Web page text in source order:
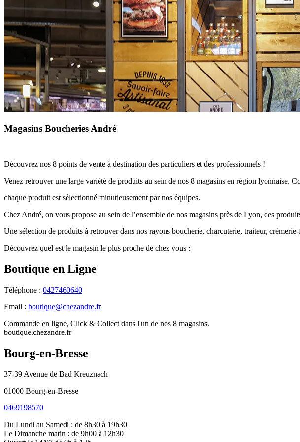
Magasins Boucheries André
Découvrez nos 8 points de vente à destination des particuliers et des professionnels !
Venez retrouver une large variété de produits au sein de nos 8 magasins en région lyonnaise.
chaque produit est sélectionné minutieusement par nos équipes.
Chez André, on vous propose au sein de l’ensemble de nos magasins près de Lyon, des
Une sélection de produits à retrouver dans nos rayons boucherie, charcuterie, traiteur,
Découvrez quel est le magasin le plus proche de chez vous :
Boutique en Ligne
Téléphone : 0427460640
Email : boutique@chezandre.fr
Commande en ligne, Click & Collect dans l'un de nos 8 magasins.
boutique.chezandre.fr
Bourg-en-Bresse
37-39 Avenue de Bad Kreuznach
01000 Bourg-en-Bresse
0469198570
Du Lundi au Samedi : de 8h30 à 19h30
Le Dimanche matin : de 9h00 à 12h30